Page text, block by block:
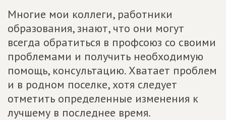
Многие мои коллеги, работники
образования, знают, что они могут
всегда обратиться в профсоюз со своими
проблемами и получить необходимую
помощь, консультацию. Хватает проблем
и в родном поселке, хотя следует
отметить определенные изменения к
лучшему в последнее время.